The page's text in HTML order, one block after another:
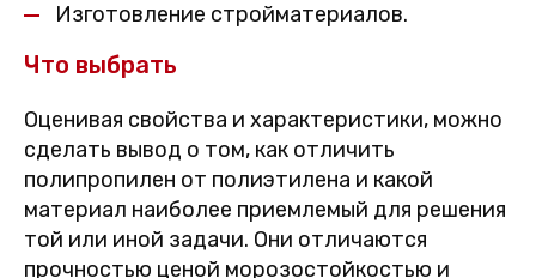
Изготовление стройматериалов.
Что выбрать
Оценивая свойства и характеристики, можно
сделать вывод о том, как отличить
полипропилен от полиэтилена и какой
материал наиболее приемлемый для решения
той или иной задачи. Они отличаются
прочностью ценой морозостойкостью и